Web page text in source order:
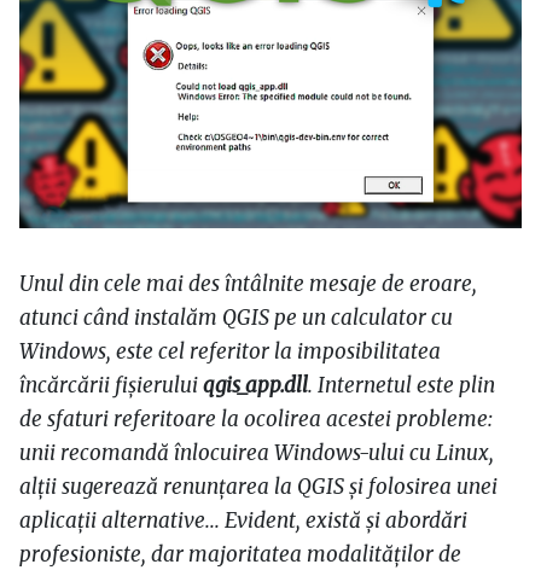
Unul din cele mai des întâlnite mesaje de eroare,
atunci când instalăm QGIS pe un calculator cu
Windows, este cel referitor la imposibilitatea
încărcării fișieruluiqgis_app.dll. Internetul este plin
de sfaturi referitoare la ocolirea acestei probleme:
unii recomandă înlocuirea Windows-ului cu Linux,
alții sugerează renunțarea la QGIS și folosirea unei
aplicații alternative... Evident, există și abordări
profesioniste, dar majoritatea modalităților de